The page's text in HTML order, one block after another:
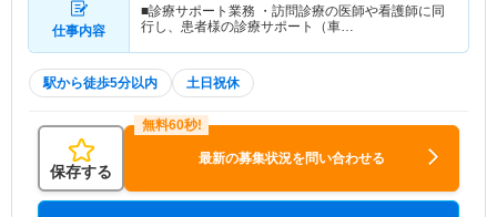
仕事内容
■診療サポート業務 ・訪問診療の医師や看護師に同
行し、患者様の診療サポート（車…
駅から徒歩5分以内 土日祝休
保存する
最新の募集状況を問い合わせる